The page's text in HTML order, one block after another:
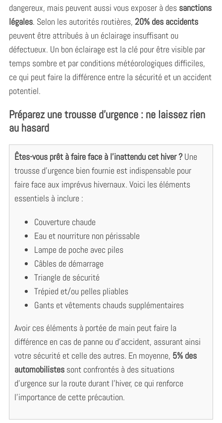
dangereux, mais peuvent aussi vous exposer à des sanctions
légales. Selon les autorités routières, 20% des accidents
peuvent être attribués à un éclairage insuffisant ou
défectueux. Un bon éclairage est la clé pour être visible par
temps sombre et par conditions météorologiques difficiles,
ce qui peut faire la différence entre la sécurité et un accident
potentiel.
Préparez une trousse d’urgence : ne laissez rien
au hasard
Êtes-vous prêt à faire face à l’inattendu cet hiver ?Une
trousse d’urgence bien fournie est indispensable pour
faire face aux imprévus hivernaux. Voici les éléments
essentiels à inclure :
Couverture chaude
Eau et nourriture non périssable
Lampe de poche avec piles
Câbles de démarrage
Triangle de sécurité
Trépied et/ou pelles pliables
Gants et vêtements chauds supplémentaires
Avoir ces éléments à portée de main peut faire la
différence en cas de panne ou d’accident, assurant ainsi
votre sécurité et celle des autres. En moyenne, 5% des
automobilistessont confrontés à des situations
d’urgence sur la route durant l’hiver, ce qui renforce
l’importance de cette précaution.
e
a
r
h
f
: